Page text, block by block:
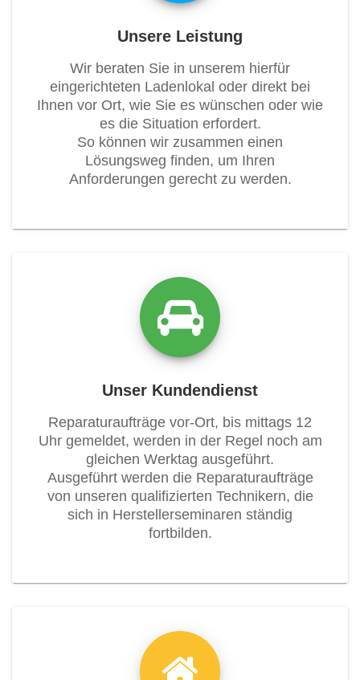
Unsere Leistung
Wir beraten Sie in unserem hierfür
eingerichteten Ladenlokal oder direkt bei
Ihnen vor Ort, wie Sie es wünschen oder wie
es die Situation erfordert.
So können wir zusammen einen
Lösungsweg finden, um Ihren
Anforderungen gerecht zu werden.
Unser Kundendienst
Reparaturaufträge vor-Ort, bis mittags 12
Uhr gemeldet, werden in der Regel noch am
gleichen Werktag ausgeführt.
Ausgeführt werden die Reparaturaufträge
von unseren qualifizierten Technikern, die
sich in Herstellerseminaren ständig
fortbilden.